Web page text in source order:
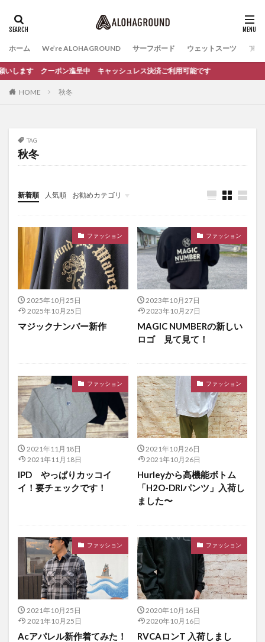
ホーム We’re ALOHAGROUND サーフボード ウェットスーツ ファ
クーポン進呈中 キャッシュレス決済ご利用可能です
HOME 秋冬
TAG
秋冬
新着順 人気順 お勧めカテゴリ
イベント
サーフィンスクール
ファッション
2025年10月25日
2025年10月25日
マジックナンバー新作
ファッション
2023年10月27日
2023年10月27日
MAGIC NUMBERの新しい
ロゴ 見て見て！
ファッション
2021年11月18日
2021年11月18日
IPD やっぱりカッコイ
イ！要チェックです！
ファッション
2021年10月26日
2021年10月26日
Hurleyから高機能ボトム
「H2O-DRIパンツ」入荷し
ました〜
ファッション
2021年10月25日
2021年10月25日
Acアパレル新作着てみた！
ファッション
2020年10月16日
2020年10月16日
RVCAロンT 入荷しまし